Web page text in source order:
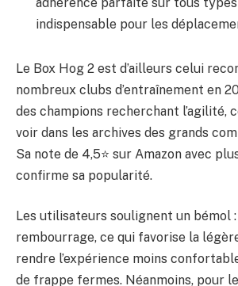
indispensable pour les
Le Box Hog 2 est d’ailleurs celui
nombreux clubs d’entraînement en
des champions recherchant l’agilité,
voir dans les archives des grands
Sa note de 4,5⭐ sur Amazon avec
confirme sa popularité.
Les utilisateurs soulignent un bémol :
rembourrage, ce qui favorise la
rendre l’expérience moins
de frappe fermes. Néanmoins, pour